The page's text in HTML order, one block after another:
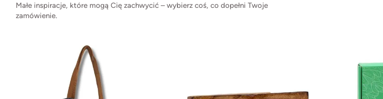
Małe inspiracje, które mogą Cię zachwycić – wybierz coś, co dopełni Twoje
zamówienie.